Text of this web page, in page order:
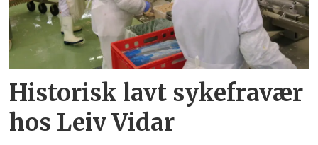
Historisk lavt sykefravær
hos Leiv Vidar